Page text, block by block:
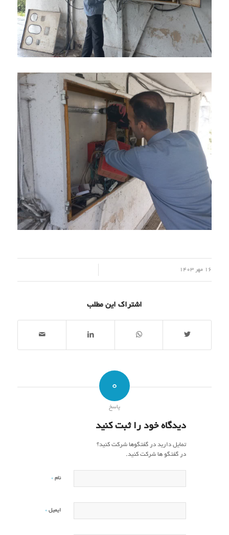
16 مهر 1403
اشتراک این مطلب
0
پاسخ
دیدگاه خود را ثبت کنید
تمایل دارید در گفتگوها شرکت کنید؟
در گفتگو ها شرکت کنید.
نام *
ایمیل *